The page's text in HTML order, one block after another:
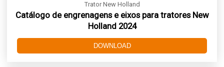
Trator New Holland
Catálogo de engrenagens e eixos para tratores New
Holland 2024
DOWNLOAD